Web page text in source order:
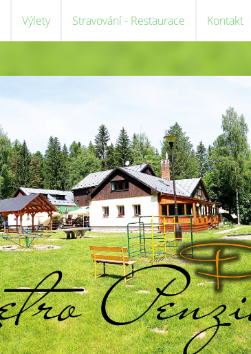
Výlety Stravování - Restaurace Kontakt